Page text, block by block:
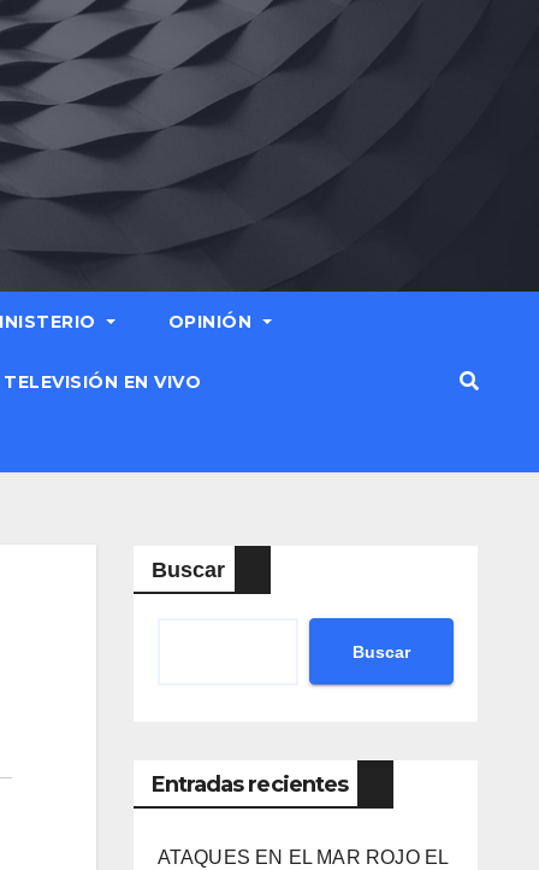
OPINIÓN
TELEVISIÓN EN VIVO
Buscar
Buscar
Entradas recientes
ATAQUES EN EL MAR ROJO EL